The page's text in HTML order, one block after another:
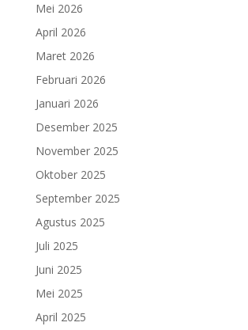
Mei 2026
April 2026
Maret 2026
Februari 2026
Januari 2026
Desember 2025
November 2025
Oktober 2025
September 2025
Agustus 2025
Juli 2025
Juni 2025
Mei 2025
April 2025